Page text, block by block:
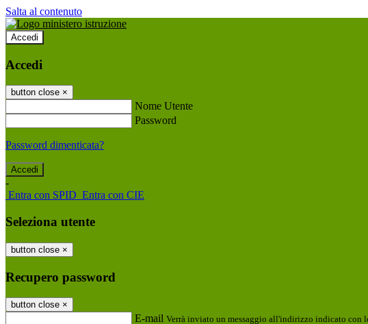
Salta al contenuto
Accedi
Accedi
button close ×
Nome Utente
Password
Password dimenticata?
-
Entra con SPID Entra con CIE
Seleziona utente
button close ×
Recupero password
button close ×
E-mail Verrà inviato un messaggio all'indirizzo indicato con